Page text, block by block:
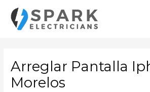
contenido
Arreglar Pantalla
Morelos